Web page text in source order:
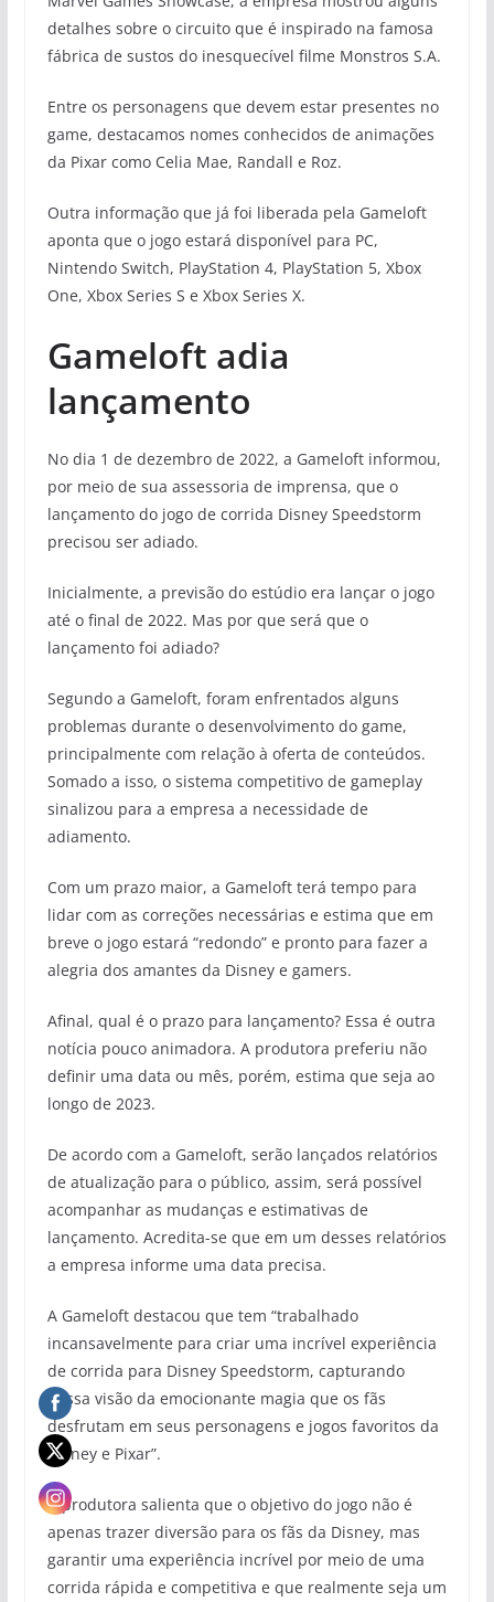
detalhes sobre o circuito que é inspirado na famosa
fábrica de sustos do inesquecível filme Monstros S.A.
Entre os personagens que devem estar presentes no
game, destacamos nomes conhecidos de animações
da Pixar como Celia Mae, Randall e Roz.
Outra informação que já foi liberada pela Gameloft
aponta que o jogo estará disponível para PC,
Nintendo Switch, PlayStation 4, PlayStation 5, Xbox
One, Xbox Series S e Xbox Series X.
Gameloft adia
lançamento
No dia 1 de dezembro de 2022, a Gameloft informou,
por meio de sua assessoria de imprensa, que o
lançamento do jogo de corrida Disney Speedstorm
precisou ser adiado.
Inicialmente, a previsão do estúdio era lançar o jogo
até o final de 2022. Mas por que será que o
lançamento foi adiado?
Segundo a Gameloft, foram enfrentados alguns
problemas durante o desenvolvimento do game,
principalmente com relação à oferta de conteúdos.
Somado a isso, o sistema competitivo de gameplay
sinalizou para a empresa a necessidade de
adiamento.
Com um prazo maior, a Gameloft terá tempo para
lidar com as correções necessárias e estima que em
breve o jogo estará “redondo” e pronto para fazer a
alegria dos amantes da Disney e gamers.
Afinal, qual é o prazo para lançamento? Essa é outra
notícia pouco animadora. A produtora preferiu não
definir uma data ou mês, porém, estima que seja ao
longo de 2023.
De acordo com a Gameloft, serão lançados relatórios
de atualização para o público, assim, será possível
acompanhar as mudanças e estimativas de
lançamento. Acredita-se que em um desses relatórios
a empresa informe uma data precisa.
A Gameloft destacou que tem “trabalhado
incansavelmente para criar uma incrível experiência
de corrida para Disney Speedstorm, capturando
nossa visão da emocionante magia que os fãs
desfrutam em seus personagens e jogos favoritos da
Disney e Pixar”.
A produtora salienta que o objetivo do jogo não é
apenas trazer diversão para os fãs da Disney, mas
garantir uma experiência incrível por meio de uma
corrida rápida e competitiva e que realmente seja um